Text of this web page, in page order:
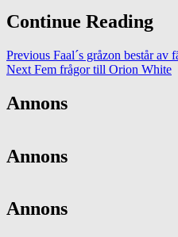
Continue Reading
Previous Faal´s gråzon består av
Next Fem frågor till Orion White
Annons
Annons
Annons